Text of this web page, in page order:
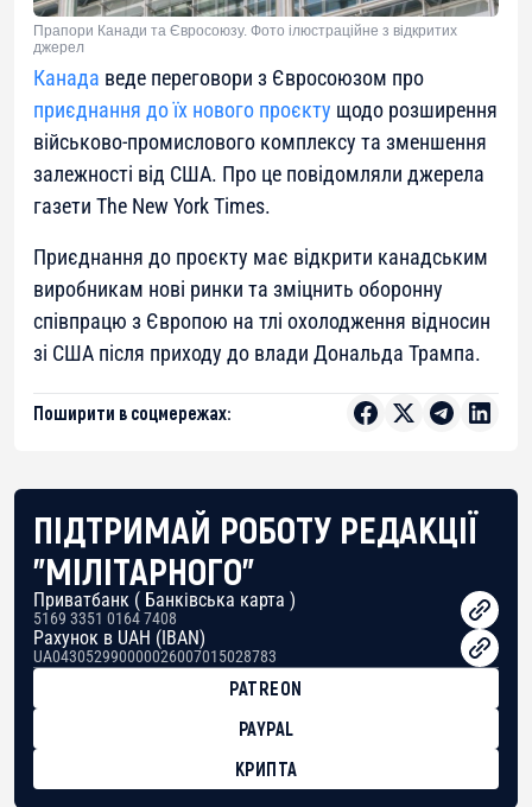
Прапори Канади та Євросоюзу. Фото ілюстраційне з відкритих
джерел
Канада веде переговори з Євросоюзом про
приєднання до їх нового проєкту щодо розширення
військово-промислового комплексу та зменшення
залежності від США. Про це повідомляли джерела
газети The New York Times.
Приєднання до проєкту має відкрити канадським
виробникам нові ринки та зміцнить оборонну
співпрацю з Європою на тлі охолодження відносин
зі США після приходу до влади Дональда Трампа.
Поширити в соцмережах:
ПІДТРИМАЙ РОБОТУ РЕДАКЦІЇ
"МІЛІТАРНОГО"
Приватбанк ( Банківська карта )
5169 3351 0164 7408
Рахунок в UAH (IBAN)
UA043052990000026007015028783
PATREON
PAYPAL
КРИПТА